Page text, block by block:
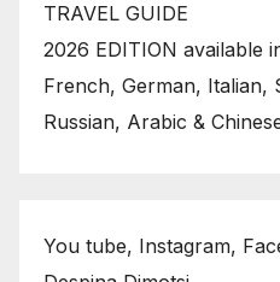
TRAVEL GUIDE
2026 EDITION available
French, German, Italian,
Russian, Arabic &
You tube, Instagram,